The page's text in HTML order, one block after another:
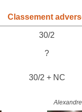
Classement
30/2
?
30/2 + NC